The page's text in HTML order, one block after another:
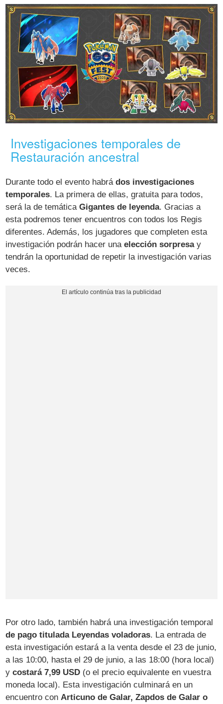
Investigaciones temporales de
Restauración ancestral
Durante todo el evento habrádos investigaciones
temporales. La primera de ellas, gratuita para todos,
será la de temáticaGigantes de leyenda. Gracias a
esta podremos tener encuentros con todos los Regis
diferentes. Además, los jugadores que completen esta
investigación podrán hacer unaelección sorpresay
tendrán la oportunidad de repetir la investigación varias
veces.
Por otro lado, también habrá una investigación temporal
de pago titulada Leyendas voladoras. La entrada de
esta investigación estará a la venta desde el 23 de junio,
a las 10:00, hasta el 29 de junio, a las 18:00 (hora local)
ycostará 7,99 USD (o el precio equivalente en vuestra
moneda local). Esta investigación culminará en un
encuentro con Articuno de Galar, Zapdos de Galar o